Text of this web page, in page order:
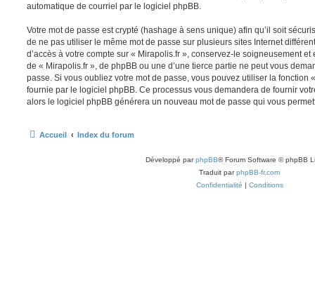
automatique de courriel par le logiciel phpBB.
Votre mot de passe est crypté (hashage à sens unique) afin qu’il soit
de ne pas utiliser le même mot de passe sur plusieurs sites Internet
d’accès à votre compte sur « Mirapolis.fr », conservez-le soigneusement
de « Mirapolis.fr », de phpBB ou une d’une tierce partie ne peut vous
passe. Si vous oubliez votre mot de passe, vous pouvez utiliser la fonction
fournie par le logiciel phpBB. Ce processus vous demandera de fournir
alors le logiciel phpBB générera un nouveau mot de passe qui vous
Accueil Index du forum
Développé parphpBB® Forum Software © phpBB
Traduit parphpBB-fr.com
Confidentialité | Conditions